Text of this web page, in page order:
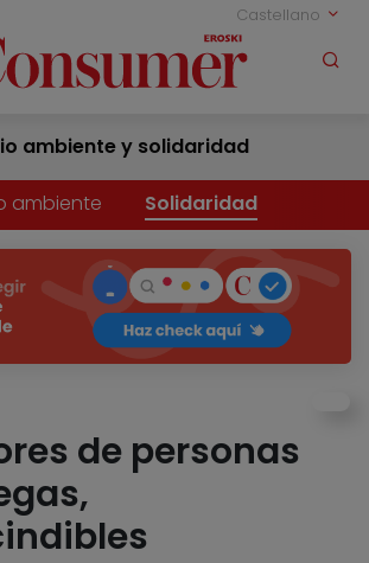
Castellano
ambiente y solidaridad
ambiente Solidaridad
de personas